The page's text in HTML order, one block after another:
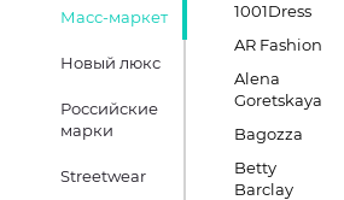
Масс-маркет
Новый люкс
Российские
марки
Streetwear
1001Dress
AR Fashion
Alena
Goretskaya
Bagozza
Betty
Barclay